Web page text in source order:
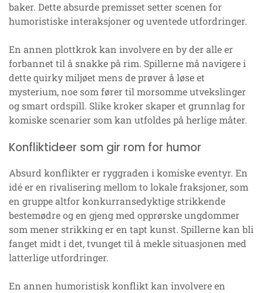
baker. Dette absurde premisset setter scenen for
humoristiske interaksjoner og uventede utfordringer.
En annen plottkrok kan involvere en by der alle er
forbannet til å snakke på rim. Spillerne må navigere i
dette quirky miljøet mens de prøver å løse et
mysterium, noe som fører til morsomme utvekslinger
og smart ordspill. Slike kroker skaper et grunnlag for
komiske scenarier som kan utfoldes på herlige måter.
Konfliktideer som gir rom for humor
Absurd konflikter er ryggraden i komiske eventyr. En
idé er en rivalisering mellom to lokale fraksjoner, som
en gruppe altfor konkurransedyktige strikkende
bestemødre og en gjeng med opprørske ungdommer
som mener strikking er en tapt kunst. Spillerne kan bli
fanget midt i det, tvunget til å mekle situasjonen med
latterlige utfordringer.
En annen humoristisk konflikt kan involvere en